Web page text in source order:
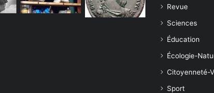
Revue
Sciences
Éducation
Écologie-
Citoyenneté-
Sport